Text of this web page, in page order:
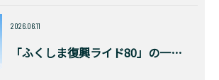
2026.06.11
「ふくしま復興ライド80」の一部コース変更のお知らせ